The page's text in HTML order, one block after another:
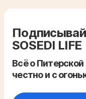
SOSEDI LIFE
Всё о
честно и с